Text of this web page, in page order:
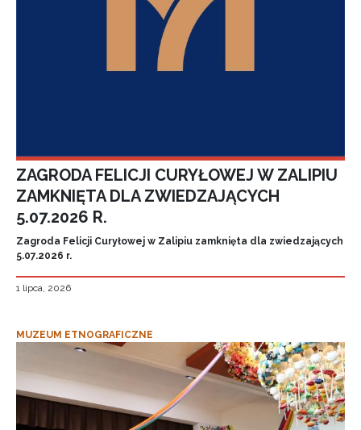
ZAGRODA FELICJI CURYŁOWEJ W ZALIPIU
ZAMKNIĘTA DLA ZWIEDZAJĄCYCH
5.07.2026 R.
Zagroda Felicji Curyłowej w Zalipiu zamknięta dla zwiedzających
5.07.2026 r.
1 lipca, 2026
MUZEUM ETNOGRAFICZNE